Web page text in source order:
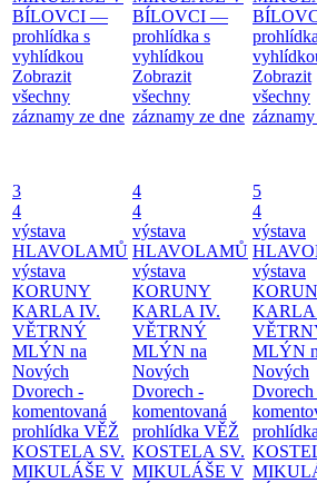
BÍLOVCI —
prohlídka s
vyhlídkou
Zobrazit
všechny
záznamy ze dne
BÍLOVCI —
prohlídka s
vyhlídkou
Zobrazit
všechny
záznamy ze dne
Zobrazit
všechny
3
4
výstava
HLAVOLAMŮ
výstava
KORUNY
KARLA IV.
VĚTRNÝ
MLÝN na
Nových
Dvorech -
komentovaná
prohlídka VĚŽ
KOSTELA SV.
MIKULÁŠE V
4
4
výstava
HLAVOLAMŮ
výstava
KORUNY
KARLA IV.
VĚTRNÝ
MLÝN na
Nových
Dvorech -
komentovaná
prohlídka VĚŽ
KOSTELA SV.
MIKULÁŠE V
5
4
výstava
výstava
KARLA
MLÝN
Nových
Dvorech
prohlídka